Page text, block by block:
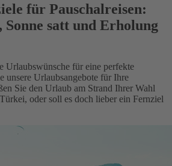
für Pauschalreisen:
Sonne satt und Erholung
Urlaubswünsche für eine perfekte
unsere Urlaubsangebote für Ihre
Sie den Urlaub am Strand Ihrer Wahl
oder soll es doch lieber ein Fernziel